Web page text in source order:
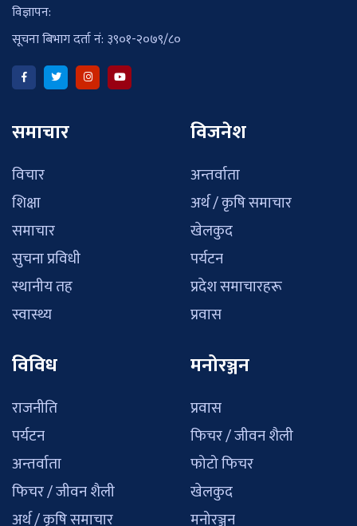
विज्ञापन:
सूचना बिभाग दर्ता नं: ३९०१-२०७९/८०
समाचार
विचार
शिक्षा
समाचार
सुचना प्रविधी
स्थानीय तह
स्वास्थ्य
विजनेश
अन्तर्वाता
अर्थ / कृषि समाचार
खेलकुद
पर्यटन
प्रदेश समाचारहरू
प्रवास
विविध
राजनीति
पर्यटन
अन्तर्वाता
फिचर / जीवन शैली
अर्थ / कृषि समाचार
मनोरञ्जन
प्रवास
फिचर / जीवन शैली
फोटो फिचर
खेलकुद
मनोरञ्जन